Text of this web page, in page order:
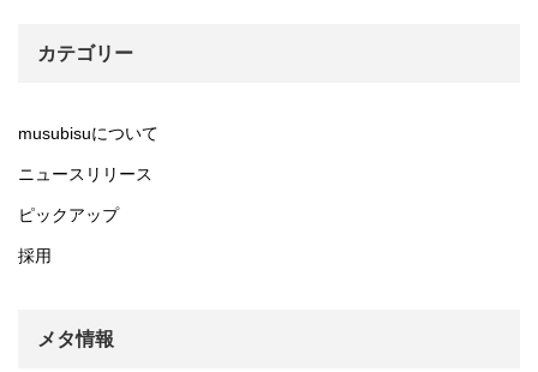
カテゴリー
musubisuについて
ニュースリリース
ピックアップ
採用
メタ情報